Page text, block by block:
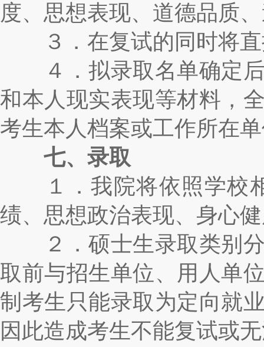
度、思想表现、道德品质
３．在复试的同时将直
４．拟录取名单确定后
和本人现实表现等材料，
考生本人档案或工作所在
七、录取
１．我院将依照学校相
绩、思想政治表现、身心
２．硕士生录取类别分
取前与招生单位、用人单
制考生只能录取为定向就
因此造成考生不能复试或